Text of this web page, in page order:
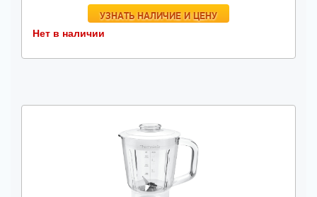
УЗНАТЬ НАЛИЧИЕ И ЦЕНУ
Нет в наличии